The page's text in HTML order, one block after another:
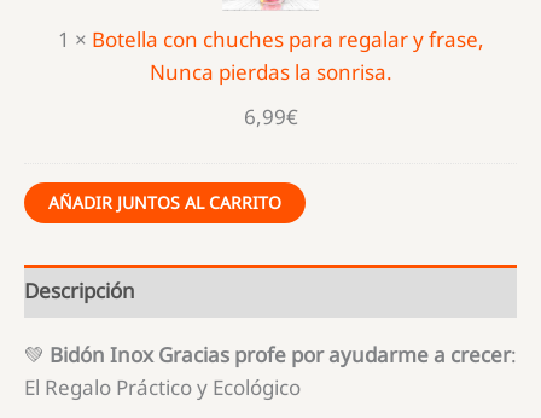
regalar
y
frase,
Nunca
la
sonrisa.
1 × Botella con chuches para regalar y frase,
Nunca pierdas la sonrisa.
6,99€
AÑADIR JUNTOS AL CARRITO
Descripción
💚 Bidón Inox Gracias profe por ayudarme a crecer:
El Regalo Práctico y Ecológico